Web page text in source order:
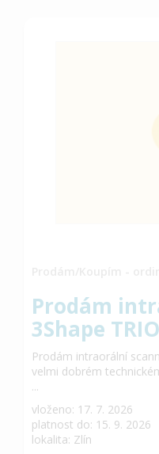
Prodám
3Shape
Prodám intraorální
velmi dobrém
...
vloženo: 17. 7. 2026
platnost do: 15. 9. 2026
lokalita: Zlín